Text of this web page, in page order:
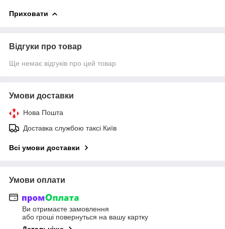
Приховати
Відгуки про товар
Ще немає відгуків про цей товар
Умови доставки
Нова Пошта
Доставка службою таксі Київ
Всі умови доставки
Умови оплати
Ви отримаєте замовлення
або гроші повернуться на вашу картку